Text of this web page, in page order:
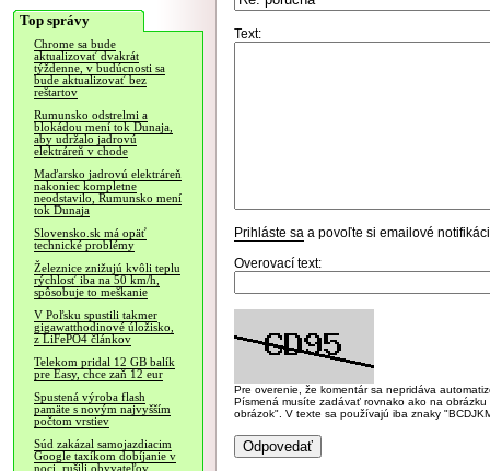
Top správy
Chrome sa bude
aktualizovať dvakrát
týždenne, v budúcnosti sa
bude aktualizovať bez
reštartov
Rumunsko odstrelmi a
blokádou mení tok Dunaja,
aby udržalo jadrovú
elektráreň v chode
Maďarsko jadrovú elektráreň
nakoniec kompletne
neodstavilo, Rumunsko mení
tok Dunaja
Slovensko.sk má opäť
technické problémy
Železnice znižujú kvôli teplu
rýchlosť iba na 50 km/h,
spôsobuje to meškanie
V Poľsku spustili takmer
gigawatthodinové úložisko,
z LiFePO4 článkov
Telekom pridal 12 GB balík
pre Easy, chce zaň 12 eur
Spustená výroba flash
pamäte s novým najvyšším
počtom vrstiev
Súd zakázal samojazdiacim
Google taxíkom dobíjanie v
noci, rušili obyvateľov
Text:
Prihláste sa a povoľte si emailové
Overovací text:
Pre overenie, že komentár sa nepridáva
Písmená musíte zadávať rovnako ako na
obrázok". V texte sa používajú iba znaky